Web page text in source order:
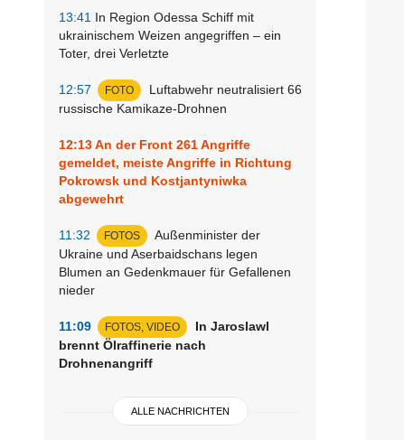
13:41 In Region Odessa Schiff mit
ukrainischem Weizen angegriffen – ein
Toter, drei Verletzte
12:57 FOTO
Luftabwehr neutralisiert 66
russische Kamikaze-Drohnen
12:13An der Front 261 Angriffe
gemeldet, meiste Angriffe in Richtung
Pokrowsk und Kostjantyniwka
abgewehrt
11:32 FOTOS
Außenminister der
Ukraine und Aserbaidschans legen
Blumen an Gedenkmauer für Gefallenen
nieder
11:09 FOTOS, VIDEO
In Jaroslawl
brennt Ölraffinerie nach
Drohnenangriff
ALLE NACHRICHTEN